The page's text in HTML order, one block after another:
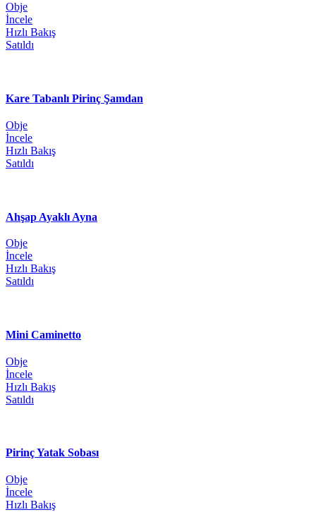
Obje
İncele
Hızlı Bakış
Satıldı
Kare Tabanlı Pirinç Şamdan
Obje
İncele
Hızlı Bakış
Satıldı
Ahşap Ayaklı Ayna
Obje
İncele
Hızlı Bakış
Satıldı
Mini Caminetto
Obje
İncele
Hızlı Bakış
Satıldı
Pirinç Yatak Sobası
Obje
İncele
Hızlı Bakış